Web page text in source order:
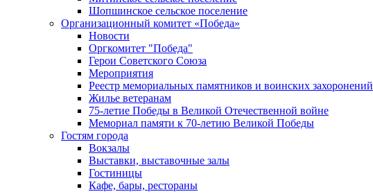
Шопшинское сельское поселение
Организационный комитет «Победа»
Новости
Оргкомитет "Победа"
Герои Советского Союза
Мероприятия
Реестр мемориальных памятников и воинских захоронений
Жилье ветеранам
75-летие Победы в Великой Отечественной войне
Мемориал памяти к 70-летию Великой Победы
Гостям города
Вокзалы
Выставки, выставочные залы
Гостиницы
Кафе, бары, рестораны